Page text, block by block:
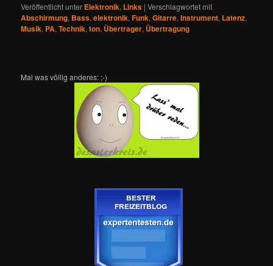
Veröffentlicht unter Elektronik, Links |Verschlagwortet mit
Abschirmung, Bass,elektronik,Funk,Gitarre,Instrument, Latenz,
Musik, PA,Technik,ton, Übertrager, Übertragung
Mal was völlig anderes: ;-)